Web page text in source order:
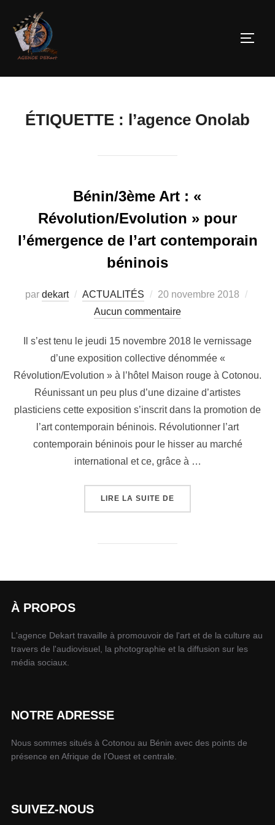
ÉTIQUETTE : l’agence Onolab
Bénin/3ème Art : «
Révolution/Evolution » pour
l’émergence de l’art contemporain
béninois
par dekart ACTUALITÉS
20 novembre 2018
Aucun commentaire
Il s’est tenu le jeudi 15 novembre 2018 le vernissage
d’une exposition collective dénommée «
Révolution/Evolution » à l’hôtel Maison rouge à Cotonou.
Réunissant un peu plus d’une dizaine d’artistes
plasticiens cette exposition s’inscrit dans la promotion de
l’art contemporain béninois. Révolutionner l’art
contemporain béninois pour le hisser au marché
international et ce, grâce à …
LIRE LA SUITE DE
À PROPOS
L'agence Dekart travaille à promouvoir de l'art et de la culture au
travers de l'audiovisuel, la photographie et la diffusion sur les
média sociaux.
NOTRE ADRESSE
Nous sommes situés à Cotonou au Bénin avec des points de
présence en Afrique de l'Ouest et centrale.
SUIVEZ-NOUS